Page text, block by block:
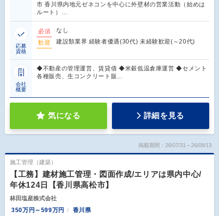
市 香川県内地元ゼネコンを中心に外壁材の営業活動（始めは
ルート）…
応募
資格
必須
なし
歓迎
建設類業界 経験者優遇(30代) 未経験歓迎(～20代)
会社
概要
◆不動産の管理運営、賃貸借 ◆米穀低温倉庫運営 ◆セメント
各種販売、生コンクリート販…
気になる 詳細を見る
掲載期間：26/07/31～26/08/13
施工管理（建築）
【工務】建材施工管理・図面作成/エリアは県内中心/
年休124日【香川県高松市】
林田塩産株式会社
350万円～599万円
香川県